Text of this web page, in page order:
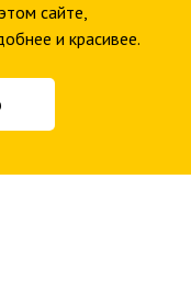
сайте,
и красивее.